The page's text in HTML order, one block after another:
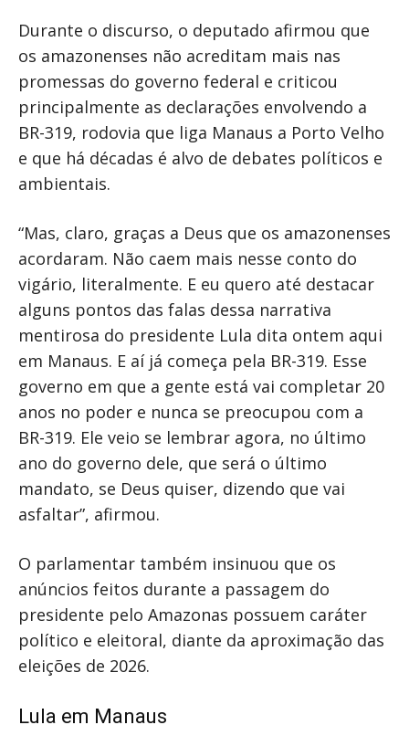
Durante o discurso, o deputado afirmou que
os amazonenses não acreditam mais nas
promessas do governo federal e criticou
principalmente as declarações envolvendo a
BR-319, rodovia que liga Manaus a Porto Velho
e que há décadas é alvo de debates políticos e
ambientais.
“Mas, claro, graças a Deus que os amazonenses
acordaram. Não caem mais nesse conto do
vigário, literalmente. E eu quero até destacar
alguns pontos das falas dessa narrativa
mentirosa do presidente Lula dita ontem aqui
em Manaus. E aí já começa pela BR-319. Esse
governo em que a gente está vai completar 20
anos no poder e nunca se preocupou com a
BR-319. Ele veio se lembrar agora, no último
ano do governo dele, que será o último
mandato, se Deus quiser, dizendo que vai
asfaltar”, afirmou.
O parlamentar também insinuou que os
anúncios feitos durante a passagem do
presidente pelo Amazonas possuem caráter
político e eleitoral, diante da aproximação das
eleições de 2026.
Lula em Manaus